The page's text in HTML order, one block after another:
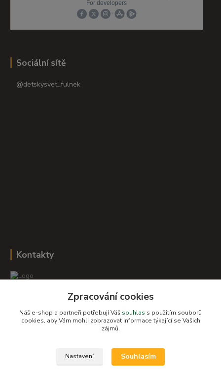
Sociální sítě
@detskysvet_fulnek
Kontakty
+420 604 278 943
obchod-detskysvet@seznam.cz
Zpracování cookies
Náš e-shop a partneři potřebují Váš souhlas s použitím souborů
cookies, aby Vám mohli zobrazovat informace týkající se Vašich
zájmů.
Nastavení Souhlasím